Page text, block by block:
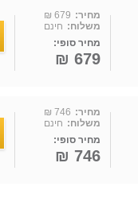
מחיר: 679 ₪
משלוח: חינם
מחיר סופי:
679 ₪
מחיר: 746 ₪
משלוח: חינם
מחיר סופי:
746 ₪